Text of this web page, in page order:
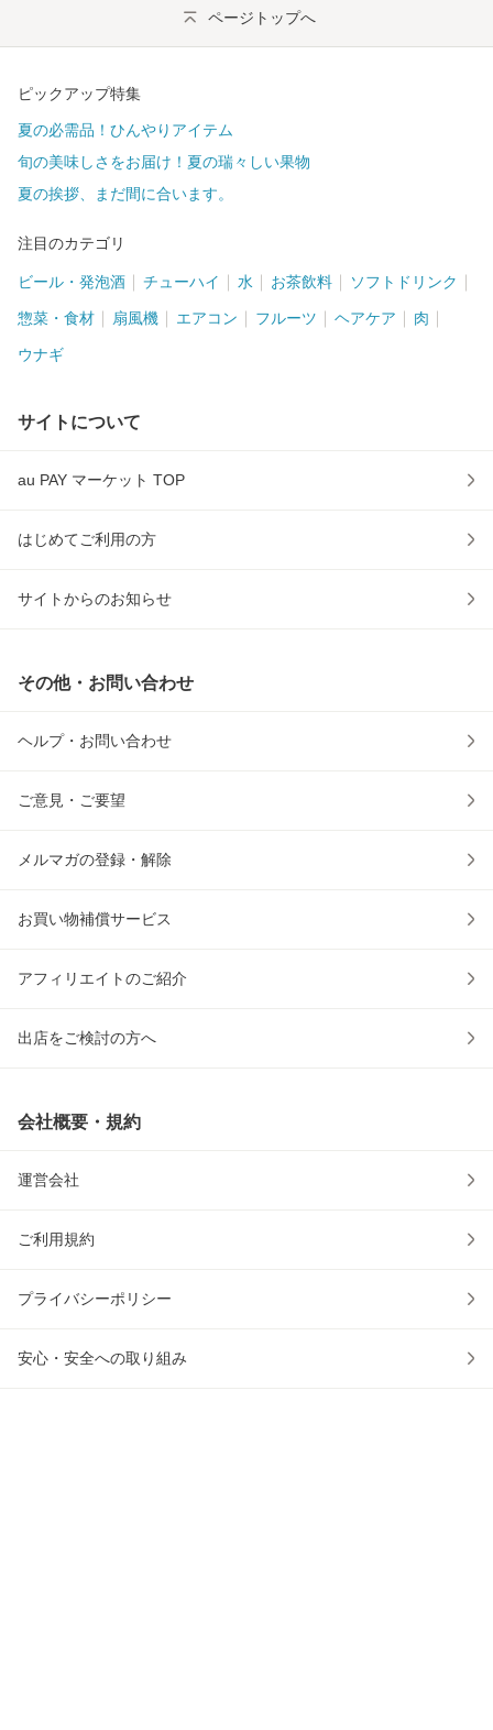
ページトップへ
ピックアップ特集
夏の必需品！ひんやりアイテム
旬の美味しさをお届け！夏の瑞々しい果物
夏の挨拶、まだ間に合います。
注目のカテゴリ
ビール・発泡酒 チューハイ 水 お茶飲料 ソフトドリンク
惣菜・食材 扇風機 エアコン フルーツ ヘアケア 肉
ウナギ
サイトについて
au PAY マーケット TOP
はじめてご利用の方
サイトからのお知らせ
その他・お問い合わせ
ヘルプ・お問い合わせ
ご意見・ご要望
メルマガの登録・解除
お買い物補償サービス
アフィリエイトのご紹介
出店をご検討の方へ
会社概要・規約
運営会社
ご利用規約
プライバシーポリシー
安心・安全への取り組み